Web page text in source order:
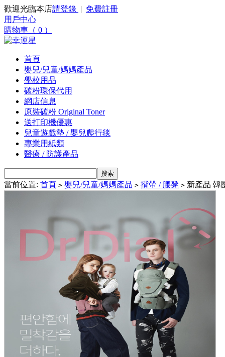
歡迎光臨本店請登錄 | 免費註冊
用戶中心
購物車（ 0 ）
首頁
嬰兒/兒童/媽媽產品
學校用品
碳粉環保代用
網店信息
原裝碳粉 Original Toner
送打印機優惠
兒童遊戲墊 / 嬰兒爬行毯
專業用紙類
醫療 / 防護產品
當前位置: 首頁 > 嬰兒/兒童/媽媽產品 > 揹帶 / 腰凳 > 新產品 韓